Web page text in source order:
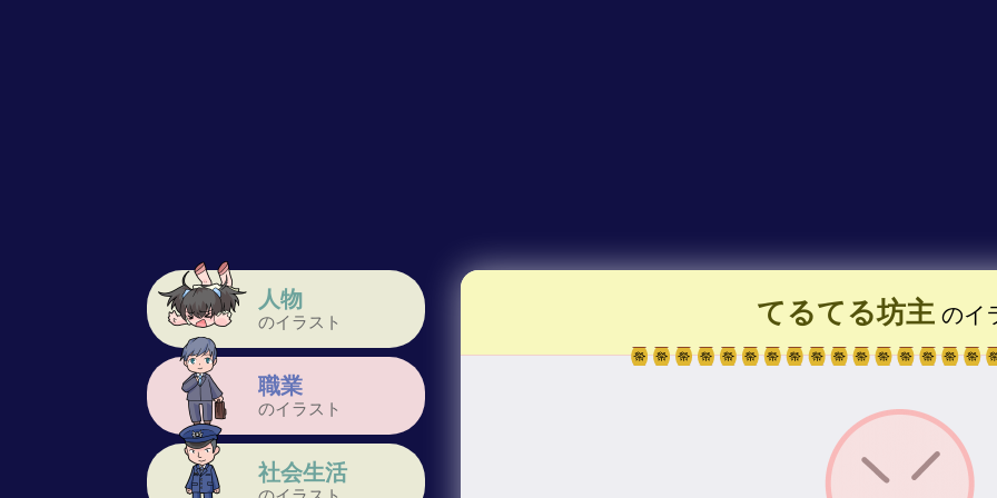
人物
のイラスト
職業
のイラスト
社会生活
てるてる坊主 のイ